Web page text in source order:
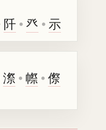
阡 •癶 •示
漈 •㡜 •傺